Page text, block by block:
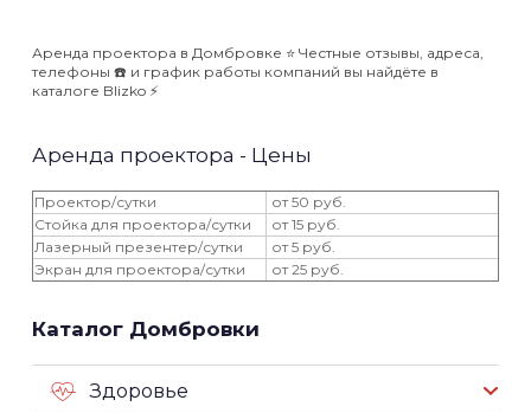
Аренда проектора в Домбровке ⭐️ Честные отзывы, адреса,
телефоны ☎️ и график работы компаний вы найдёте в
каталоге Blizko ⚡️
Аренда проектора - Цены
Проектор/сутки
от 50 руб.
Стойка для проектора/сутки
от 15 руб.
Лазерный презентер/сутки
от 5 руб.
Экран для проектора/сутки
от 25 руб.
Каталог Домбровки
Здоровье